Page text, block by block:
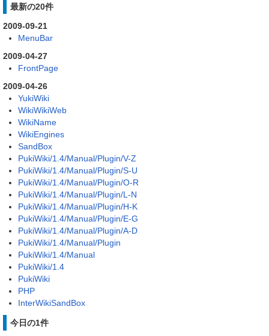
最新の20件
2009-09-21
MenuBar
2009-04-27
FrontPage
2009-04-26
YukiWiki
WikiWikiWeb
WikiName
WikiEngines
SandBox
PukiWiki/1.4/Manual/Plugin/V-Z
PukiWiki/1.4/Manual/Plugin/S-U
PukiWiki/1.4/Manual/Plugin/O-R
PukiWiki/1.4/Manual/Plugin/L-N
PukiWiki/1.4/Manual/Plugin/H-K
PukiWiki/1.4/Manual/Plugin/E-G
PukiWiki/1.4/Manual/Plugin/A-D
PukiWiki/1.4/Manual/Plugin
PukiWiki/1.4/Manual
PukiWiki/1.4
PukiWiki
PHP
InterWikiSandBox
今日の1件